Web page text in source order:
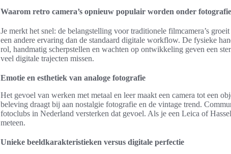
Waarom retro camera’s opnieuw populair worden onder
Je merkt het snel: de belangstelling voor traditionele filmcamera’s
een andere ervaring dan de standaard digitale workflow. De fysieke
rol, handmatig scherpstellen en wachten op ontwikkeling geven een
veel digitale trajecten missen.
Emotie en esthetiek van analoge fotografie
Het gevoel van werken met metaal en leer maakt een camera tot een
beleving draagt bij aan nostalgie fotografie en de vintage trend.
fotoclubs in Nederland versterken dat gevoel. Als je een Leica of
meteen.
Unieke beeldkarakteristieken versus digitale perfectie